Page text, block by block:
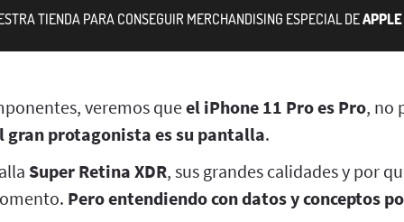
TIENDA PARA CONSEGUIR MERCHANDISING ESPECIAL DEAPPLE
veremos queel iPhone 11 Pro es Pro, no
gran protagonista es su pantalla.
Super Retina XDR, sus grandes calidades y por
Pero entendiendo con datos y conceptos